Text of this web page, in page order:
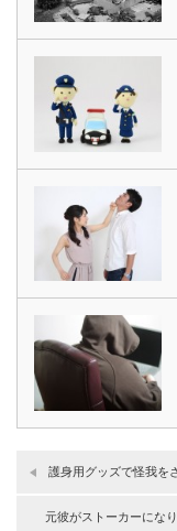
護身用グッズで怪我を
元彼がストーカーにな